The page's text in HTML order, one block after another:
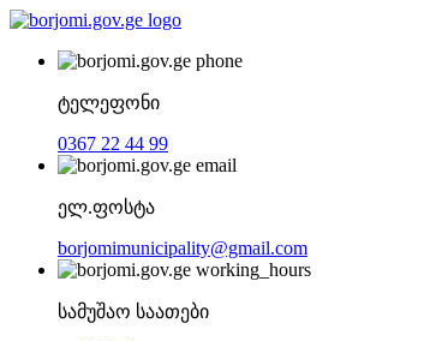
ტელეფონი
0367 22 44 99
ელ.ფოსტა
borjomimunicipality@gmail.com
სამუშაო საათები